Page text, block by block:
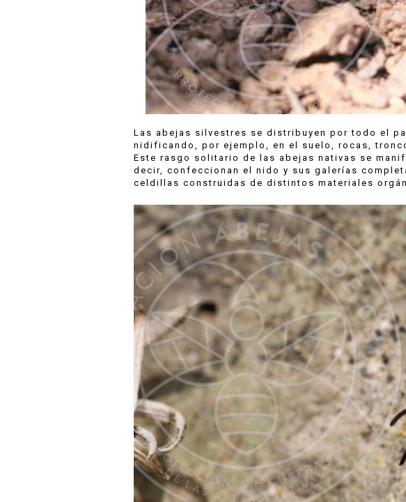
Las abejas silvestres se distribuyen por todo el
nidificando, por ejemplo, en el suelo, rocas,
Este rasgo solitario de las abejas nativas se
decir, confeccionan el nido y sus galerías
celdillas construidas de distintos materiales